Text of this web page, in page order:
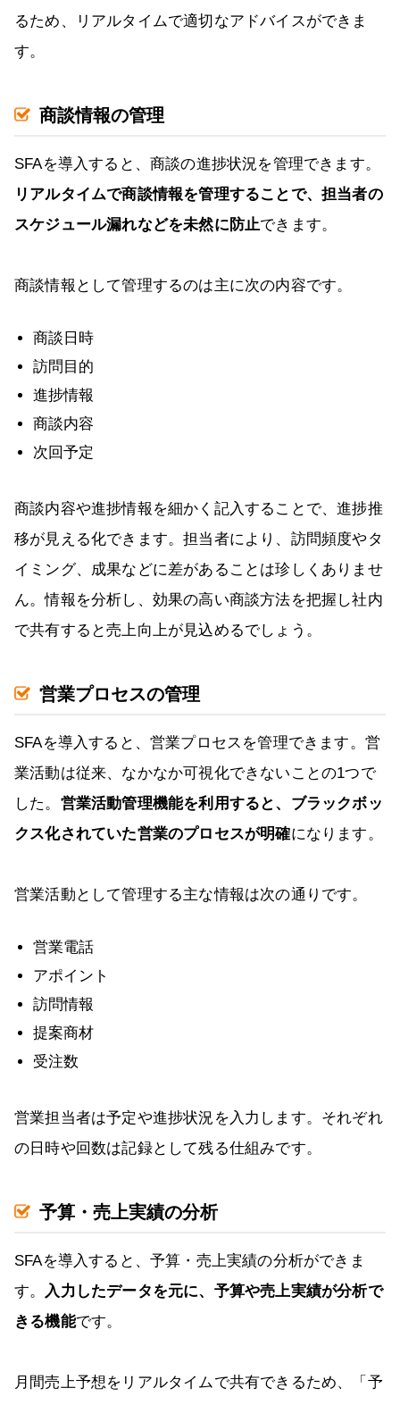
るため、リアルタイムで適切なアドバイスができま
す。
商談情報の管理
SFAを導入すると、商談の進捗状況を管理できます。
リアルタイムで商談情報を管理することで、担当者の
スケジュール漏れなどを未然に防止できます。
商談情報として管理するのは主に次の内容です。
商談日時
訪問目的
進捗情報
商談内容
次回予定
商談内容や進捗情報を細かく記入することで、進捗推
移が見える化できます。担当者により、訪問頻度やタ
イミング、成果などに差があることは珍しくありませ
ん。情報を分析し、効果の高い商談方法を把握し社内
で共有すると売上向上が見込めるでしょう。
営業プロセスの管理
SFAを導入すると、営業プロセスを管理できます。営
業活動は従来、なかなか可視化できないことの1つで
した。 営業活動管理機能を利用すると、ブラックボッ
クス化されていた営業のプロセスが明確になります。
営業活動として管理する主な情報は次の通りです。
営業電話
アポイント
訪問情報
提案商材
受注数
営業担当者は予定や進捗状況を入力します。それぞれ
の日時や回数は記録として残る仕組みです。
予算・売上実績の分析
SFAを導入すると、予算・売上実績の分析ができま
す。
入力したデータを元に、予算や売上実績が分析で
きる機能です。
月間売上予想をリアルタイムで共有できるため、「予